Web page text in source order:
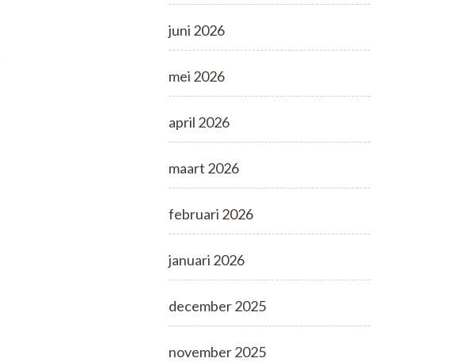
juni 2026
mei 2026
april 2026
maart 2026
februari 2026
januari 2026
december 2025
november 2025